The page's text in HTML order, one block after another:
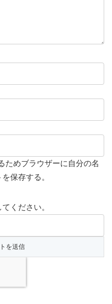
ためブラウザーに自分の名
保存する。
ください。